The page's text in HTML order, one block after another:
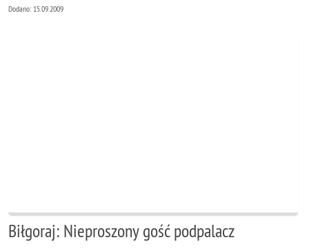
Dodano: 15.09.2009
Biłgoraj: Nieproszony gość podpalacz